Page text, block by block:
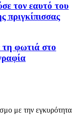
τον εαυτό του
πριγκίπισσας
φωτιά στο
με την εγκυρότητα